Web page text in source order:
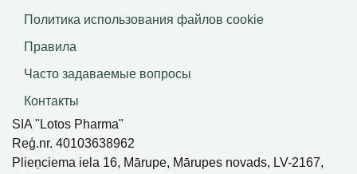
Политика использования файлов сookie
Правила
Часто задаваемые вопросы
Контакты
SIA "Lotos Pharma"
Reģ.nr. 40103638962
Plieņciema iela 16, Mārupe, Mārupes novads, LV-2167,